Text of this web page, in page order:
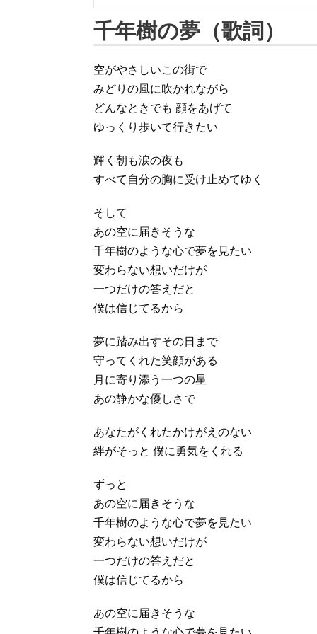
千年樹の夢（歌詞）
空がやさしいこの街で
みどりの風に吹かれながら
どんなときでも 顔をあげて
ゆっくり歩いて行きたい
輝く朝も涙の夜も
すべて自分の胸に受け止めてゆく
そして
あの空に届きそうな
千年樹のような心で夢を見たい
変わらない想いだけが
一つだけの答えだと
僕は信じてるから
夢に踏み出すその日まで
守ってくれた笑顔がある
月に寄り添う一つの星
あの静かな優しさで
あなたがくれたかけがえのない
絆がそっと 僕に勇気をくれる
ずっと
あの空に届きそうな
千年樹のような心で夢を見たい
変わらない想いだけが
一つだけの答えだと
僕は信じてるから
あの空に届きそうな